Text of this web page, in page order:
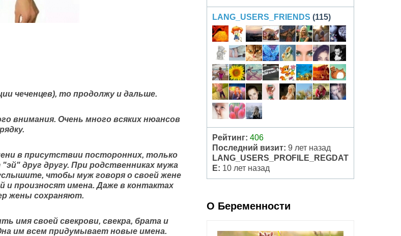
чеченцев), то продолжу и дальше.
внимания. Очень много всяких нюансов
в присутствии посторонних, только
друг другу. При родственниках мужа
чтобы муж говоря о своей жене
и произносят имена. Даже в контактах
жены сохраняют.
имя своей свекрови, свекра, брата и
им всем придумывает новые имена.
LANG_USERS_FRIENDS (115)
Рейтинг: 406
Последний визит: 9 лет назад
LANG_USERS_PROFILE_REGDAT
E: 10 лет назад
О Беременности